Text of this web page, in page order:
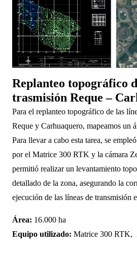
Replanteo topográfico
trasmisión Reque –
Para el replanteo topográfico de las
Reque y Carhuaquero, mapeamos un
Para llevar a cabo esta tarea, se
por el Matrice 300 RTK y la cámara
permitió realizar un levantamiento
detallado de la zona, asegurando la
ejecución de las líneas de transmisión
Área: 16.000 ha
Equipo utilizado: Matrice 300 RTK,